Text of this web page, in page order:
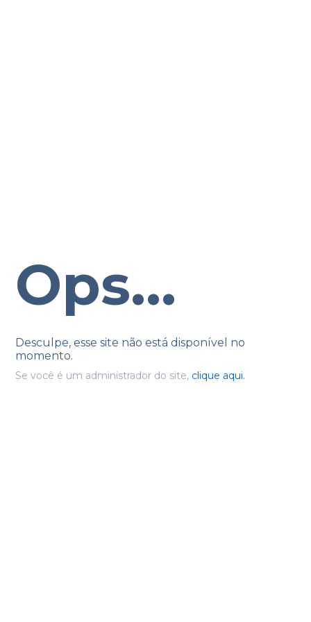
Ops...
Desculpe, esse site não está disponível no
momento.
Se você é um administrador do site, clique aqui.